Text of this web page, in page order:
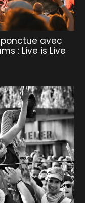
avec
: Live is Live